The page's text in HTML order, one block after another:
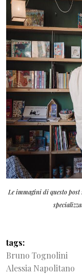
Le immagini di questo
tags
Bruno Tognolini
Alessia Napolitano